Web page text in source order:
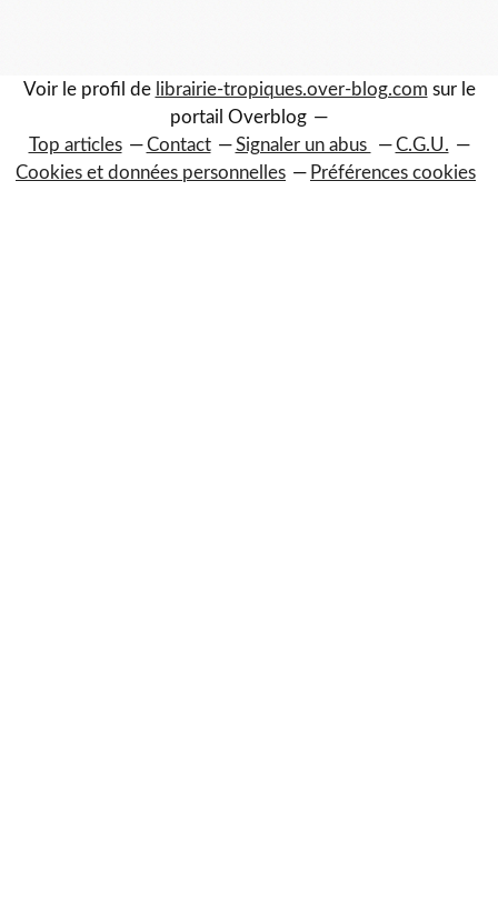
Voir le profil de librairie-tropiques.over-blog.com sur le
portail Overblog
Top articles
Contact Signaler un abus
C.G.U.
Cookies et données personnelles
Préférences cookies